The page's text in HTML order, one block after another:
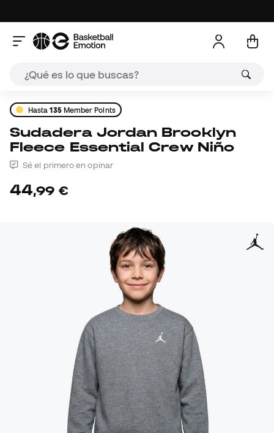
Hasta135Member Points
Sudadera Jordan Brooklyn
Fleece Essential Crew Niño
Sé el primero en opinar
44,99 €